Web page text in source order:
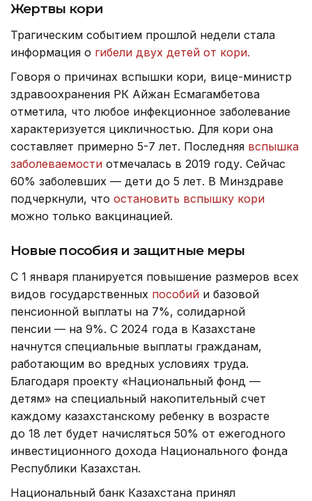
Жертвы кори
Трагическим событием прошлой недели стала
информация о гибели двух детей от кори.
Говоря о причинах вспышки кори, вице-министр
здравоохранения РК Айжан Есмагамбетова
отметила, что любое инфекционное заболевание
характеризуется цикличностью. Для кори она
составляет примерно 5-7 лет. Последняя вспышка
заболеваемости отмечалась в 2019 году. Сейчас
60% заболевших — дети до 5 лет. В Минздраве
подчеркнули, что остановить вспышку кори
можно только вакцинацией.
Новые пособия и защитные меры
С 1 января планируется повышение размеров всех
видов государственных пособий и базовой
пенсионной выплаты на 7%, солидарной
пенсии — на 9%. С 2024 года в Казахстане
начнутся специальные выплаты гражданам,
работающим во вредных условиях труда.
Благодаря проекту «Национальный фонд —
детям» на специальный накопительный счет
каждому казахстанскому ребенку в возрасте
до 18 лет будет начисляться 50% от ежегодного
инвестиционного дохода Национального фонда
Республики Казахстан.
Национальный банк Казахстана принял